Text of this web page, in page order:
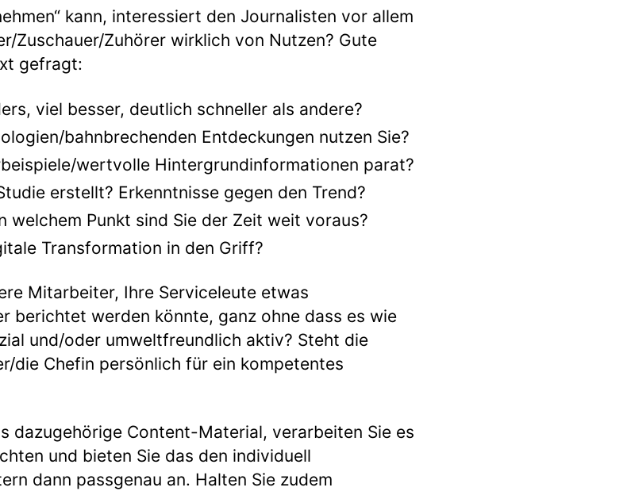
kann, interessiert den Journalisten vor allem
Zuschauer/Zuhörer wirklich von Nutzen? Gute
gefragt:
viel besser, deutlich schneller als andere?
bahnbrechenden Entdeckungen nutzen Sie?
wertvolle Hintergrundinformationen parat?
erstellt? Erkenntnisse gegen den Trend?
welchem Punkt sind Sie der Zeit weit voraus?
Transformation in den Griff?
Mitarbeiter, Ihre Serviceleute etwas
berichtet werden könnte, ganz ohne dass es wie
und/oder umweltfreundlich aktiv? Steht die
die Chefin persönlich für ein kompetentes
dazugehörige Content-Material, verarbeiten Sie es
und bieten Sie das den individuell
dann passgenau an. Halten Sie zudem